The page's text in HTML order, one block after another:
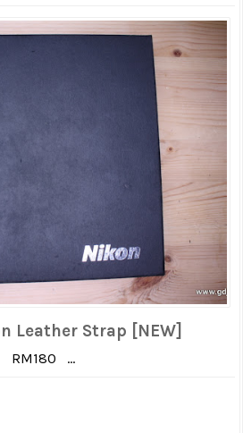
Leather Strap [NEW]
RM180 ...